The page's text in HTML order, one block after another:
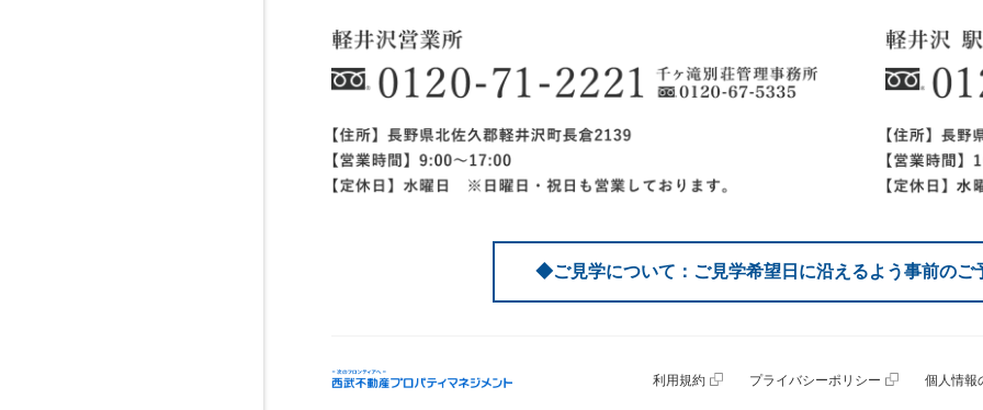
◆ご見学について：ご見学希望日に沿えるよう事前のご
利用規約 プライバシーポリシー 個人情報